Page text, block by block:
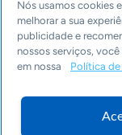
Editorias
Economia &
Inovação &
Cultura
Arquivo
Nós usamos cookies
melhorar a sua
publicidade e
nossos serviços,
em nossa
Política